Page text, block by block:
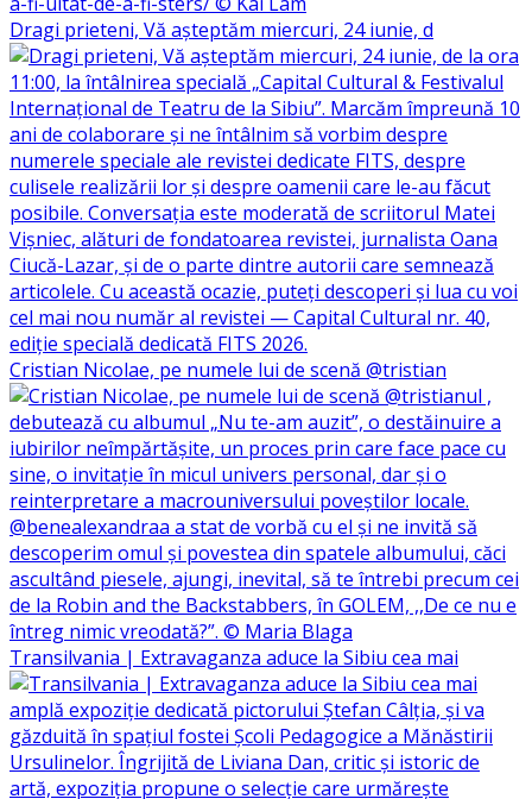
Dragi prieteni, Vă așteptăm miercuri, 24 iunie, d
Cristian Nicolae, pe numele lui de scenă @tristian
Transilvania | Extravaganza aduce la Sibiu cea mai